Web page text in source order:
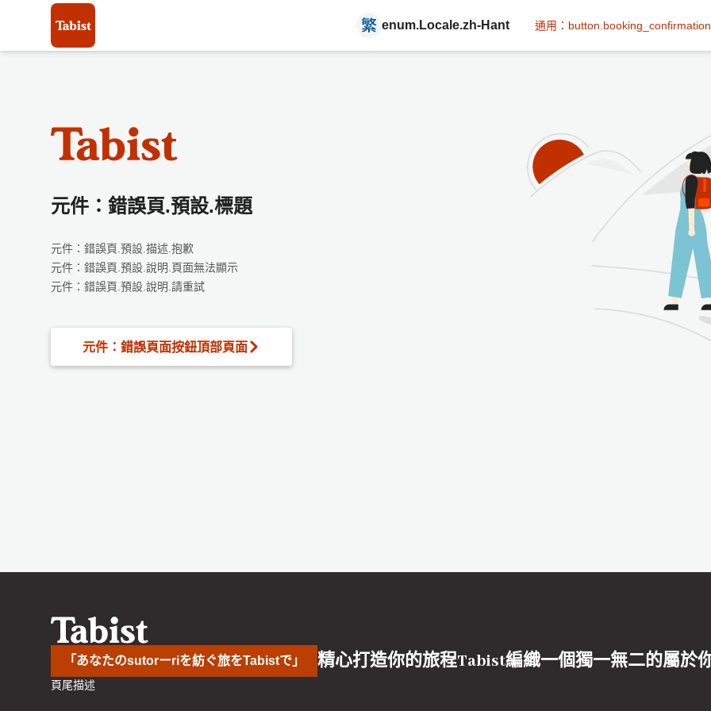
enum.Locale.zh-Hant 通用：button.booking_confirmation
元件：錯誤頁.預設.標題
元件：錯誤頁.預設.描述.抱歉
元件：錯誤頁.預設.說明.頁面無法顯示
元件：錯誤頁.預設.說明.請重試
元件：錯誤頁面按鈕頂部頁面
「あなたのsutorーriを紡ぐ旅をTabistで」 精心打造你的旅程Tabist編織一個獨一無二的屬於
頁尾描述